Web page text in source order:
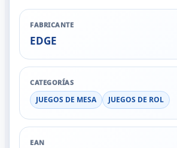
FABRICANTE
EDGE
CATEGORÍAS
JUEGOS DE MESA JUEGOS DE ROL
EAN